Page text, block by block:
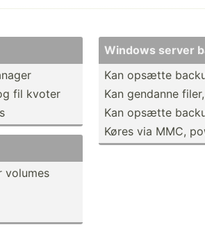
fil kvoter
volumes
Windows server
Kan opsætte
Kan gendanne
Kan opsætte
Køres via MMC,